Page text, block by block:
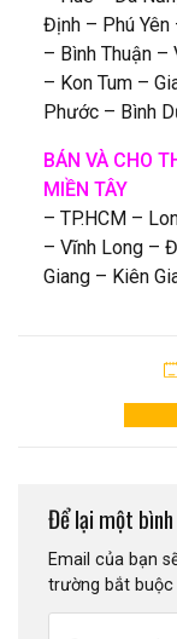
Định – Phú Yên
– Bình Thuận –
– Kon Tum –
Phước – Bình
BÁN VÀ CHO
MIỀN TÂY
– TP.HCM –
– Vĩnh Long –
Giang – Kiên
Để lại một bình
Email của bạn
trường bắt